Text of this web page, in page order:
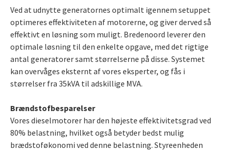
Ved at udnytte generatornes optimalt igennem setuppet
optimeres effektiviteten af motorerne, og giver derved så
effektivt en løsning som muligt. Bredenoord leverer den
optimale løsning til den enkelte opgave, med det rigtige
antal generatorer samt størrelserne på disse. Systemet
kan overvåges eksternt af vores eksperter, og fås i
størrelser fra 35kVA til adskillige MVA.
Brændstofbesparelser
Vores dieselmotorer har den højeste effektivitetsgrad ved
80% belastning, hvilket også betyder bedst mulig
brædstoføkonomi ved denne belastning. Styreenheden